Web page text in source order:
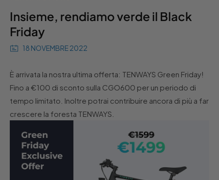
Insieme, rendiamo verde il Black
Friday
18 NOVEMBRE 2022
È arrivata la nostra ultima offerta: TENWAYS Green Friday!
Fino a €100 di sconto sulla CGO600 per un periodo di
tempo limitato. Inoltre potrai contribuire ancora di più a far
crescere la foresta TENWAYS.